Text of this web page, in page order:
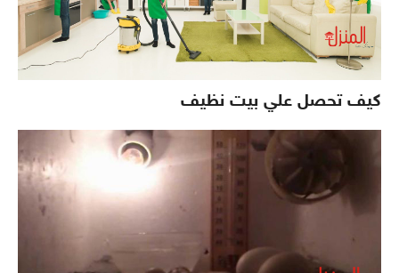
كيف تحصل علي بيت نظيف